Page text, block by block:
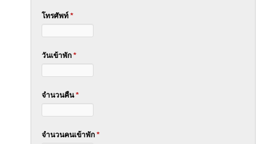
โทรศัพท์*
วันเข้าพัก*
จำนวนคืน*
จำนวนคนเข้าพัก*